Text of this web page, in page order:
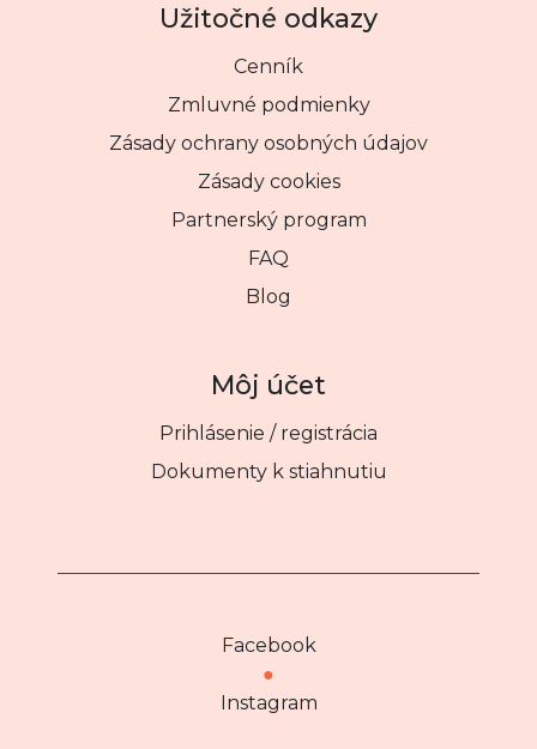
Užitočné odkazy
Cenník
Zmluvné podmienky
Zásady ochrany osobných údajov
Zásady cookies
Partnerský program
FAQ
Blog
Môj účet
Prihlásenie / registrácia
Dokumenty k stiahnutiu
Facebook
●
Instagram